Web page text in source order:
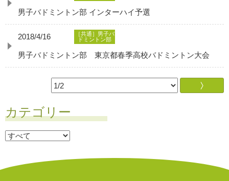
男子バドミントン部 インターハイ予選
2018/4/16
［共通］男子バ
ドミントン部
男子バドミントン部 東京都春季高校バドミントン大会
カテゴリー